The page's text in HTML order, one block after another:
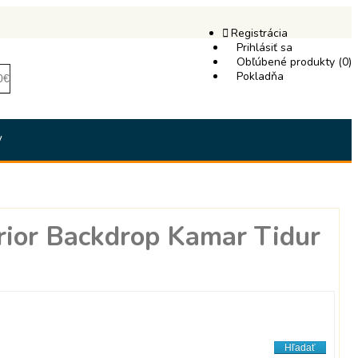
Registrácia
Prihlásiť sa
Obľúbené produkty (0)
Pokladňa
Backdrop Kamar Tidur